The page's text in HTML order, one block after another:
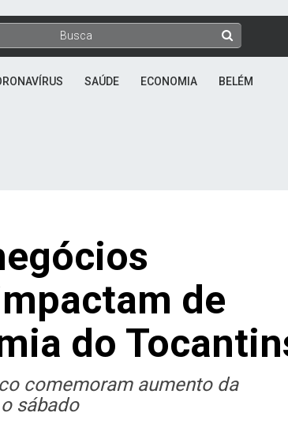
SAÚDE ECONOMIA BELÉM
de
do
comemoram aumento da
sábado